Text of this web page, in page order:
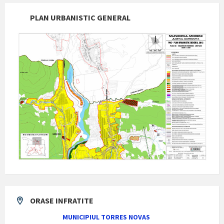
PLAN URBANISTIC GENERAL
ORASE INFRATITE
MUNICIPIUL TORRES NOVAS